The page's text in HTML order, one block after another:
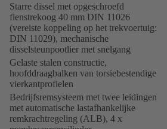
Starre dissel met opgeschroefd
flenstrekoog 40 mm DIN 11026
(vereiste koppeling op het trekvoertuig:
DIN 11029), mechanische
disselsteunpootlier met snelgang
Gelaste stalen constructie,
hoofddraagbalken van torsiebestendige
vierkantprofielen
Bedrijfsremsysteem met twee leidingen
met automatische lastafhankelijke
remkrachtregeling (ALB), 4 x